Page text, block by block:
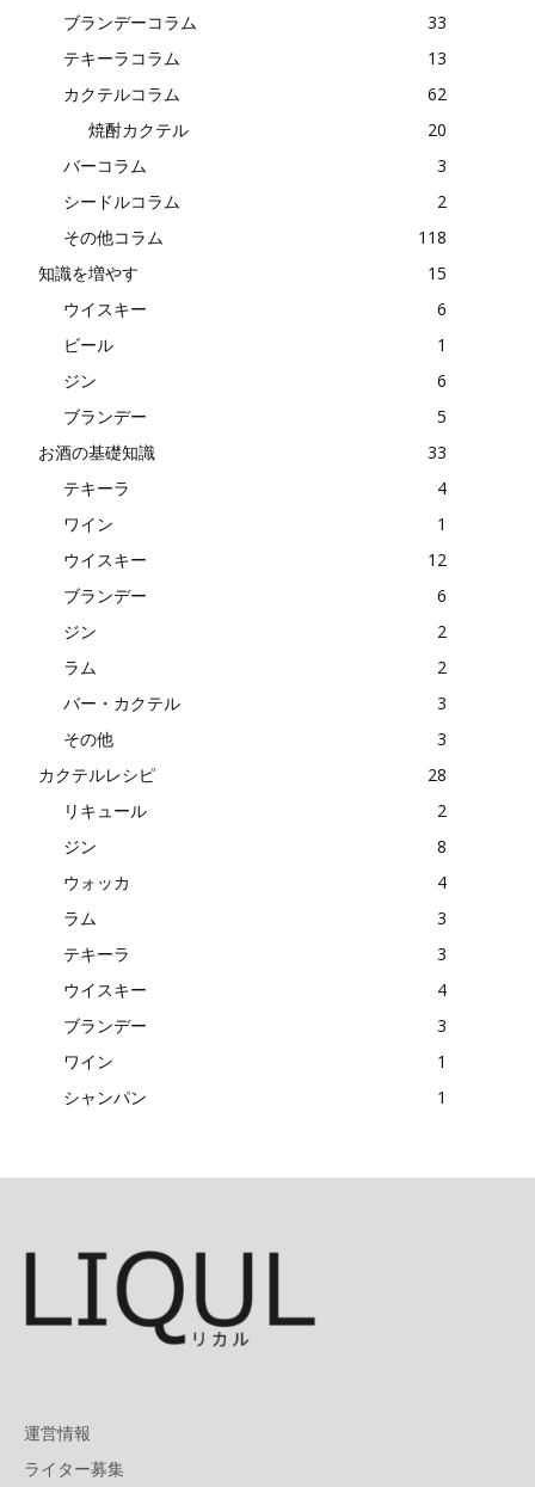
ブランデーコラム
33
テキーラコラム
13
カクテルコラム
62
焼酎カクテル
20
バーコラム
3
シードルコラム
2
その他コラム
118
知識を増やす
15
ウイスキー
6
ビール
1
ジン
6
ブランデー
5
お酒の基礎知識
33
テキーラ
4
ワイン
1
ウイスキー
12
ブランデー
6
ジン
2
ラム
2
バー・カクテル
3
その他
3
カクテルレシピ
28
リキュール
2
ジン
8
ウォッカ
4
ラム
3
テキーラ
3
ウイスキー
4
ブランデー
3
ワイン
1
シャンパン
1
運営情報
ライター募集